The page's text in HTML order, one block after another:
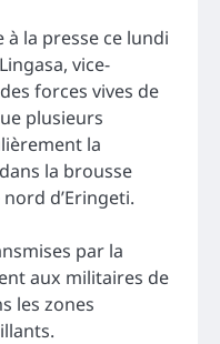
la presse ce lundi
vice-
forces vives de
plusieurs
la
la brousse
d’Eringeti.
par la
aux militaires de
les zones